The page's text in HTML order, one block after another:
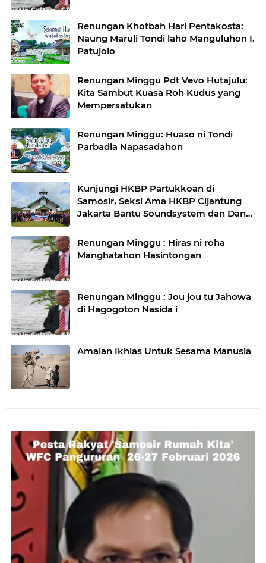
Renungan Khotbah Hari Pentakosta:
Naung Maruli Tondi laho Manguluhon I.
Patujolo
Renungan Minggu Pdt Vevo Hutajulu:
Kita Sambut Kuasa Roh Kudus yang
Mempersatukan
Renungan Minggu: Huaso ni Tondi
Parbadia Napasadahon
Kunjungi HKBP Partukkoan di
Samosir, Seksi Ama HKBP Cijantung
Jakarta Bantu Soundsystem dan Dana
Renungan Minggu : Hiras ni roha
Manghatahon Hasintongan
Renungan Minggu : Jou jou tu Jahowa
di Hagogoton Nasida i
Amalan Ikhlas Untuk Sesama Manusia